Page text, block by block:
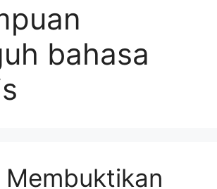
bahasa
Membuktikan